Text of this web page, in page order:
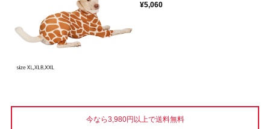
¥5,060
今なら3,980円以上で送料無料